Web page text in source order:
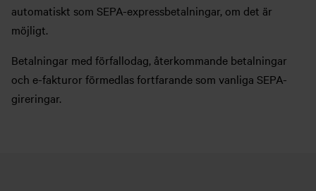
automatiskt som SEPA-expressbetalningar, om det är
möjligt.
Betalningar med förfallodag, återkommande betalningar
och e-fakturor förmedlas fortfarande som vanliga SEPA-
gireringar.